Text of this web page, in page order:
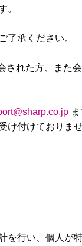
。
了承ください。
された方、また
け付けておりませ
を行い、個人が